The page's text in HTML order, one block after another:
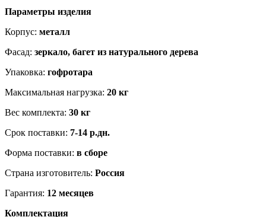
Параметры изделия
Корпус: металл
Фасад: зеркало, багет из натурального дерева
Упаковка: гофротара
Максимальная нагрузка: 20 кг
Вес комплекта: 30 кг
Срок поставки: 7-14 р.дн.
Форма поставки: в сборе
Страна изготовитель: Россия
Гарантия: 12 месяцев
Комплектация